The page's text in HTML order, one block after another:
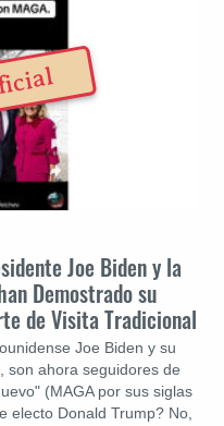
Joe Biden y la
Demostrado su
de Visita Tradicional
Joe Biden y su
son ahora seguidores de
(MAGA por sus siglas
electo Donald Trump? No,